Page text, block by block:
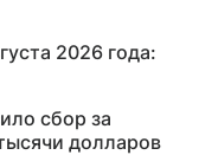
2026 года:
сбор за
долларов